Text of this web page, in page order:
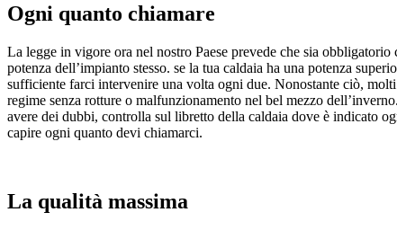
Ogni quanto chiamare
La legge in vigore ora nel nostro Paese prevede che sia
potenza dell’impianto stesso. se la tua caldaia ha una potenza
sufficiente farci intervenire una volta ogni due. Nonostante ciò,
regime senza rotture o malfunzionamento nel bel mezzo
avere dei dubbi, controlla sul libretto della caldaia dove è indicato
capire ogni quanto devi chiamarci.
La qualità massima